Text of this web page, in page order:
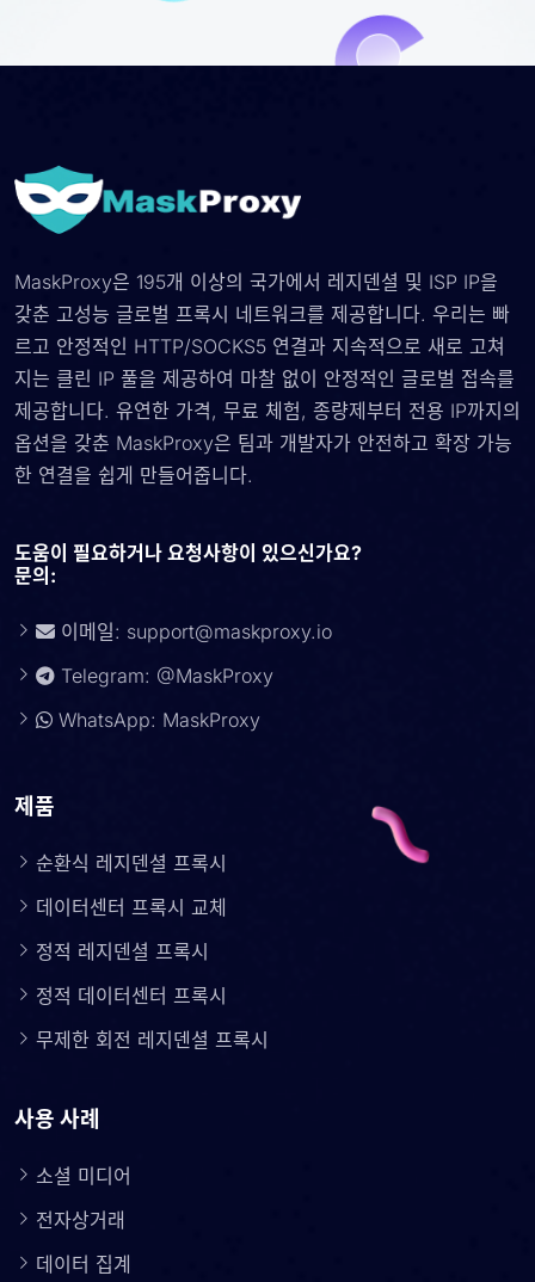
MaskProxy은 195개 이상의 국가에서 레지덴셜 및 ISP IP을
갖춘 고성능 글로벌 프록시 네트워크를 제공합니다. 우리는 빠
르고 안정적인 HTTP/SOCKS5 연결과 지속적으로 새로 고쳐
지는 클린 IP 풀을 제공하여 마찰 없이 안정적인 글로벌 접속를
제공합니다. 유연한 가격, 무료 체험, 종량제부터 전용 IP까지의
옵션을 갖춘 MaskProxy은 팀과 개발자가 안전하고 확장 가능
한 연결을 쉽게 만들어줍니다.
도움이 필요하거나 요청사항이 있으신가요?
문의:
이메일: support@maskproxy.io
Telegram: @MaskProxy
WhatsApp: MaskProxy
제품
순환식 레지덴셜 프록시
데이터센터 프록시 교체
정적 레지덴셜 프록시
정적 데이터센터 프록시
무제한 회전 레지덴셜 프록시
사용 사례
소셜 미디어
전자상거래
데이터 집계